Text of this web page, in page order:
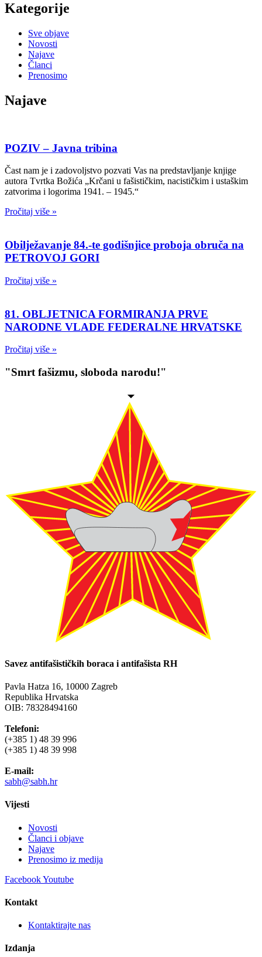
Kategorije
Sve objave
Novosti
Najave
Članci
Prenosimo
Najave
POZIV – Javna tribina
Čast nam je i zadovoljstvo pozvati Vas na predstavljanje knjige
autora Tvrtka Božića „Krčani u fašističkim, nacističkim i ustaškim
zatvorima i logorima 1941. – 1945.“
Pročitaj više »
Obilježavanje 84.-te godišnjice proboja obruča na
PETROVOJ GORI
Pročitaj više »
81. OBLJETNICA FORMIRANJA PRVE
NARODNE VLADE FEDERALNE HRVATSKE
Pročitaj više »
"Smrt fašizmu, sloboda narodu!"
Savez antifašističkih boraca i antifašista RH
Pavla Hatza 16, 10000 Zagreb
Republika Hrvatska
OIB: 78328494160
Telefoni:
(+385 1) 48 39 996
(+385 1) 48 39 998
E-mail:
sabh@sabh.hr
Vijesti
Novosti
Članci i objave
Najave
Prenosimo iz medija
FacebookYoutube
Kontakt
Kontaktirajte nas
Izdanja